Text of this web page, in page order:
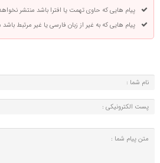
پیام هایی که حاوی تهمت یا افترا باشد منتشر
پیام هایی که به غیر از زبان فارسی یا غیر مرتبط